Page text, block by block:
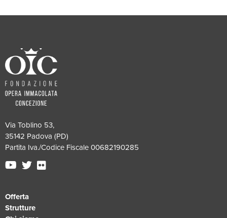
Via Toblino 53,
35142 Padova (PD)
Partita Iva./Codice Fiscale 00682190285
Offerta
Strutture